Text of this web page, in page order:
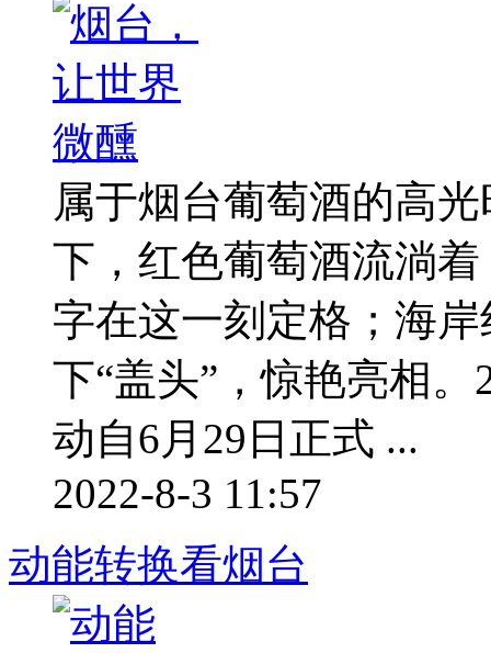
属于烟台葡萄酒的高
下，红色葡萄酒流淌
字在这一刻定格；海
下“盖头”，惊艳亮相
动自6月29日正式 ...
2022-8-3 11:57
动能转换看烟台